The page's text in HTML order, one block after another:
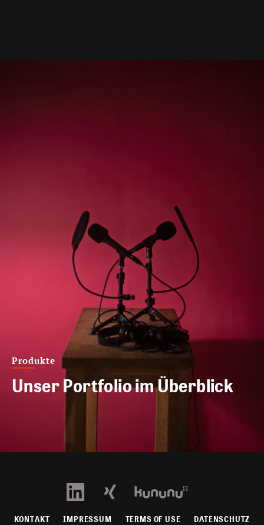
Produkte
Unser Portfolio im Überblick
KONTAKT IMPRESSUM TERMS OF USE DATENSCHUTZ